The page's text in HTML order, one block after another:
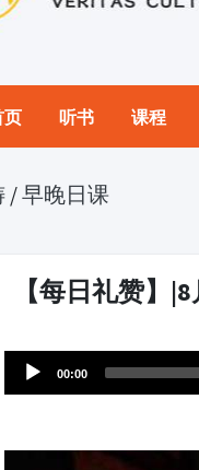
页 听书 课程
/早晚日课
【每日礼赞】
Player
00:00